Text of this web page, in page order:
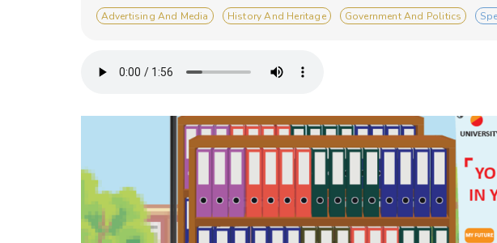
Advertising And Media History And Heritage Government And Politics